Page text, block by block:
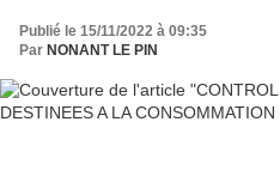
Publié le 15/11/2022 à 09:35
Par NONANT LE PIN